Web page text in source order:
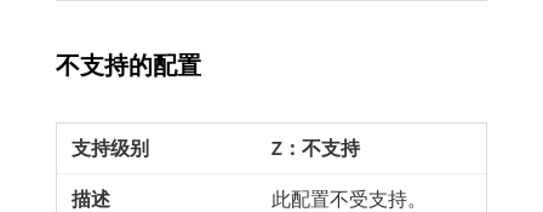
不支持的配置
Z：不支持
此配置不受支持。